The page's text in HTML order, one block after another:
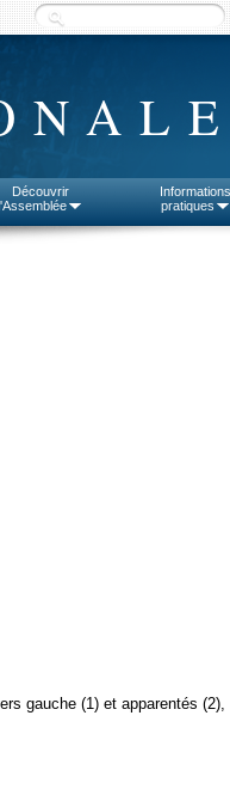
Découvrir
Informations
pratiques
gauche (1) et apparentés (2),